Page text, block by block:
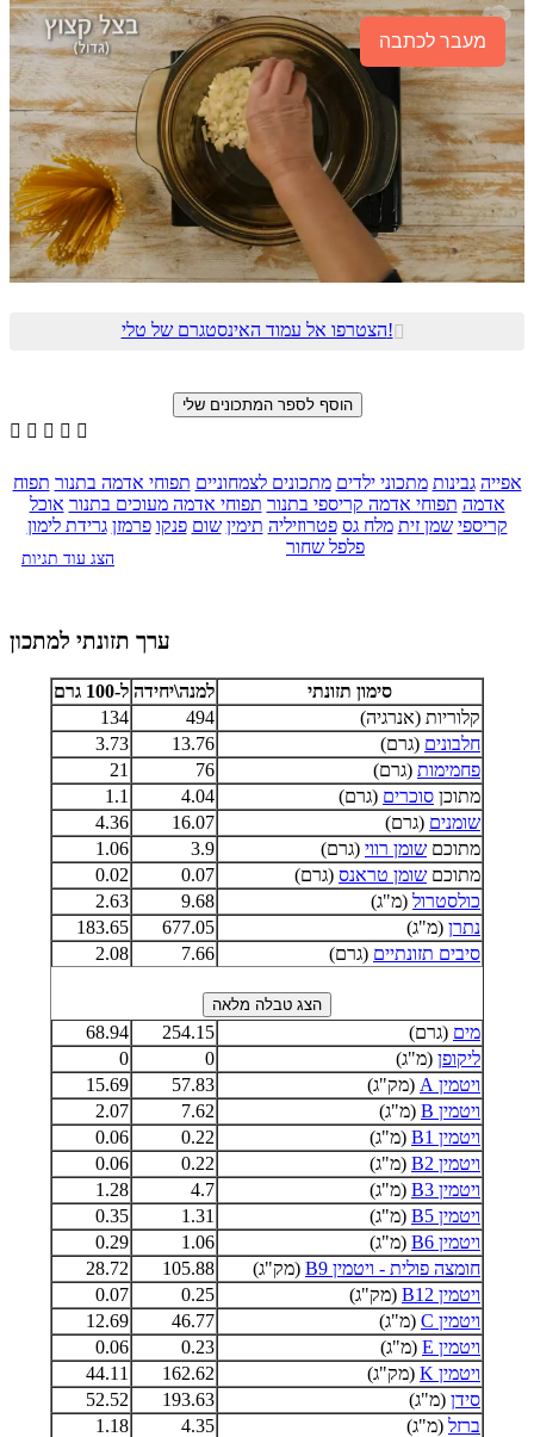
מעבר לכתבה
הצטרפו אל עמוד האינסטגרם של טלי!
    
אפייה גבינות מתכוני ילדים מתכונים לצמחוניים תפוחי אדמה בתנור תפוח
אדמה תפוחי אדמה קריספי בתנור תפוחי אדמה מעוכים בתנור אוכל
קריספי שמן זית מלח גס פטרוזיליה תימין שום פנקו פרמזן גרידת לימון
פלפל שחור
הצג עוד תגיות
ערך תזונתי למתכון
סימון תזונתי למנה\יחידה ל-100 גרם
קלוריות (אנרגיה)
494
134
חלבונים (גרם) 13.76
3.73
פחמימות (גרם) 76
21
מתוכן סוכרים (גרם) 4.04
1.1
שומנים (גרם) 16.07
4.36
מתוכם שומן רווי (גרם) 3.9
1.06
מתוכם שומן טראנס (גרם) 0.07
0.02
כולסטרול (מ"ג) 9.68
2.63
נתרן (מ"ג) 677.05
183.65
סיבים תזונתיים (גרם) 7.66
2.08
מים (גרם) 254.15
68.94
ליקופן (מ"ג) 0
0
ויטמין A
(מק"ג) 57.83
15.69
ויטמין B
(מ"ג) 7.62
2.07
ויטמין B1
(מ"ג) 0.22
0.06
ויטמין B2
(מ"ג) 0.22
0.06
ויטמין B3
(מ"ג) 4.7
1.28
ויטמין B5
(מ"ג) 1.31
0.35
ויטמין B6
(מ"ג) 1.06
0.29
חומצה פולית - ויטמין B9
(מק"ג) 105.88
28.72
ויטמין B12
(מק"ג) 0.25
0.07
ויטמין C
(מ"ג) 46.77
12.69
ויטמין E
(מ"ג) 0.23
0.06
ויטמין K
(מק"ג) 162.62
44.11
סידן (מ"ג) 193.63
52.52
ברזל (מ"ג) 4.35
1.18